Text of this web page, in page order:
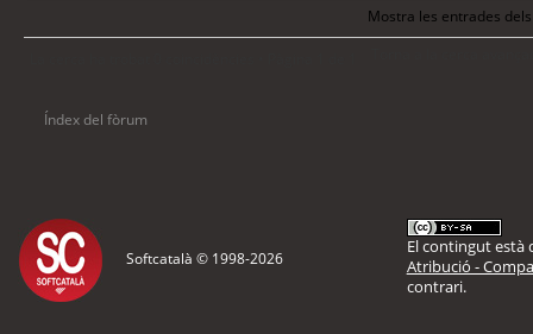
Mostra les entrades
Índex del fòrum
Softcatalà © 1998-2026
El contingut està
Atribució -
contrari.